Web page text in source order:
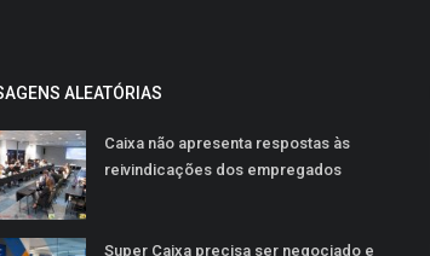
ALEATÓRIAS
Caixa não apresenta respostas às
reivindicações dos empregados
Super Caixa precisa ser negociado e